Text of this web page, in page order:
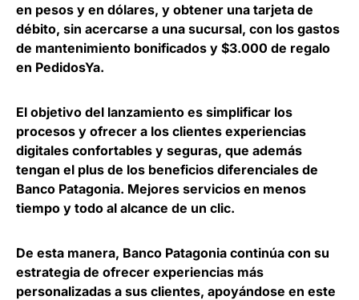
en pesos y en dólares, y obtener una tarjeta de
débito, sin acercarse a una sucursal, con los gastos
de mantenimiento bonificados y $3.000 de regalo
en PedidosYa.
El objetivo del lanzamiento es simplificar los
procesos y ofrecer a los clientes experiencias
digitales confortables y seguras, que además
tengan el plus de los beneficios diferenciales de
Banco Patagonia. Mejores servicios en menos
tiempo y todo al alcance de un clic.
De esta manera, Banco Patagonia continúa con su
estrategia de ofrecer experiencias más
personalizadas a sus clientes, apoyándose en este